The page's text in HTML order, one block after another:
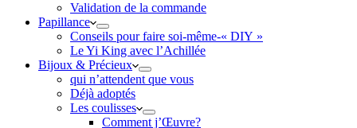
Validation de la commande
Papillance
Conseils pour faire soi-même-« DIY »
Le Yi King avec l’Achillée
Bijoux & Précieux
qui n’attendent que vous
Déjà adoptés
Les coulisses
Comment j’Œuvre?